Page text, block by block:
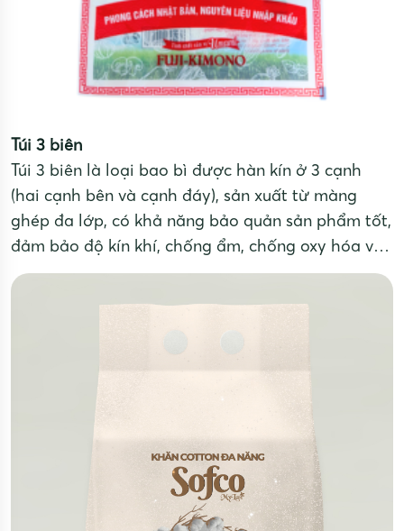
Túi 3 biên
Túi 3 biên là loại bao bì được hàn kín ở 3 cạnh
(hai cạnh bên và cạnh đáy), sản xuất từ màng
ghép đa lớp, có khả năng bảo quản sản phẩm tốt,
đảm bảo độ kín khí, chống ẩm, chống oxy hóa và
mang lại hình thức bao bì đẹp, chuyên nghiệp. Túi